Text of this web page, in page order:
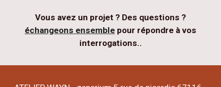
Vous avez un projet ? Des questions ?
échangeons ensemble pour répondre à vos
interrogations..